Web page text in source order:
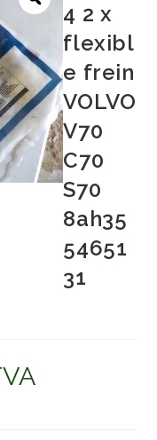
4 2 x
flexibl
e frein
VOLVO
V70
C70
S70
8ah35
54651
31